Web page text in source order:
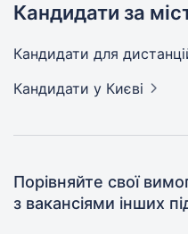
Кандидати за
Кандидати для
Кандидати у Києві
Порівняйте свої
з вакансіями інших